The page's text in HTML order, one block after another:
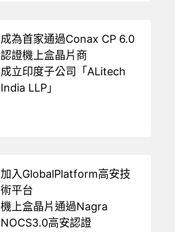
成為首家通過Conax CP 6.0
認證機上盒晶片商
成立印度子公司「ALitech
India LLP」
加入GlobalPlatform高安技
術平台
機上盒晶片通過Nagra
NOCS3.0高安認證